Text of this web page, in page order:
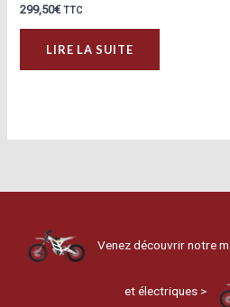
299,50€ TTC
LIRE LA SUITE
Venez découvrir notre
et électriques >